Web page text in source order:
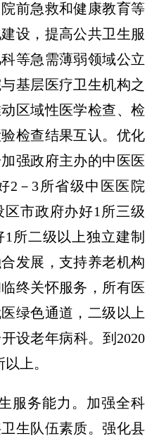
前急救和健康教育等
设，提高公共卫生服
等急需薄弱领域公立
基层医疗卫生机构之
区域性医学检查、检
检查结果互认。优化
强政府主办的中医医
2－3所省级中医医院
区市政府办好1所三级
所二级以上独立建制
发展，支持养老机构
终关怀服务，所有医
绿色通道，二级以上
设老年病科。到2020
上。
服务能力。加强全科
生队伍素质。强化县